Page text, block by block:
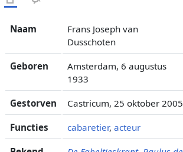
Naam
Frans Joseph van
Dusschoten
Geboren
Amsterdam, 6 augustus
1933
Gestorven Castricum, 25 oktober 2005
Functies cabaretier, acteur